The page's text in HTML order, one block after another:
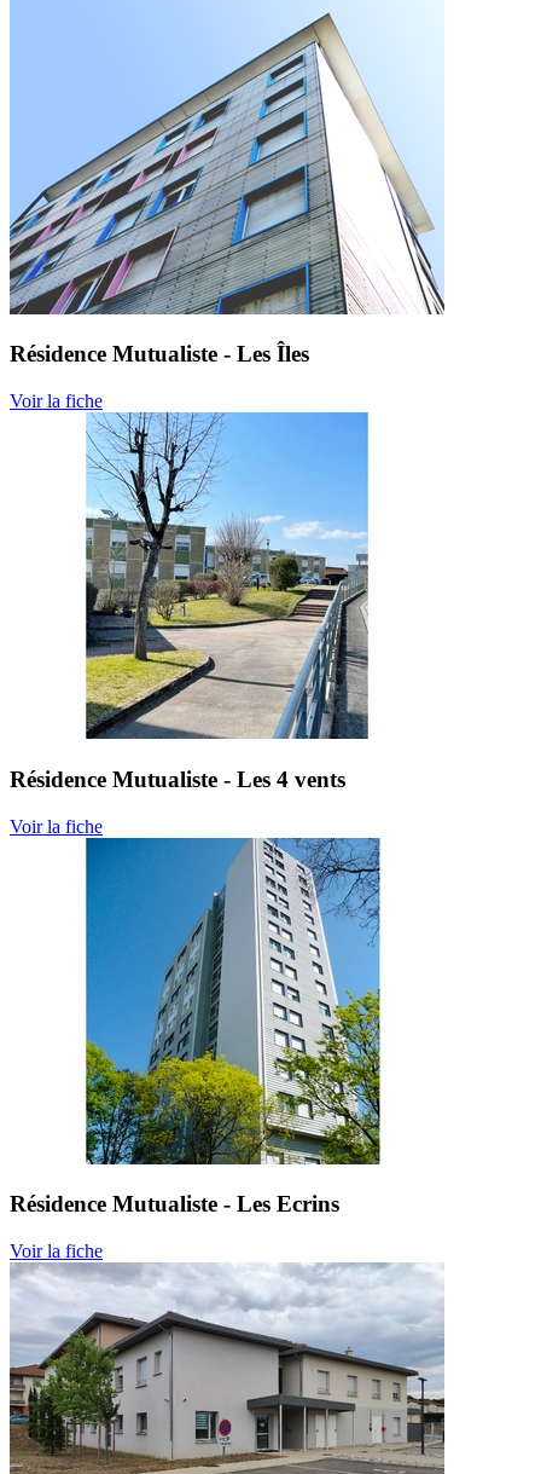
Résidence Mutualiste - Les Îles
Voir la fiche
Résidence Mutualiste - Les 4 vents
Voir la fiche
Résidence Mutualiste - Les Ecrins
Voir la fiche